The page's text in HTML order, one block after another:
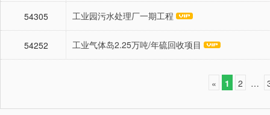
54305 工业园污水处理厂一期工程
54252 工业气体岛2.25万吨/年硫回收项目
« 1 2 …